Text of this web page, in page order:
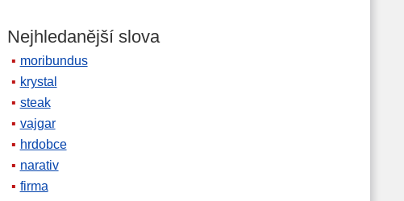
Nejhledanější slova
moribundus
krystal
steak
vajgar
hrdobce
narativ
firma